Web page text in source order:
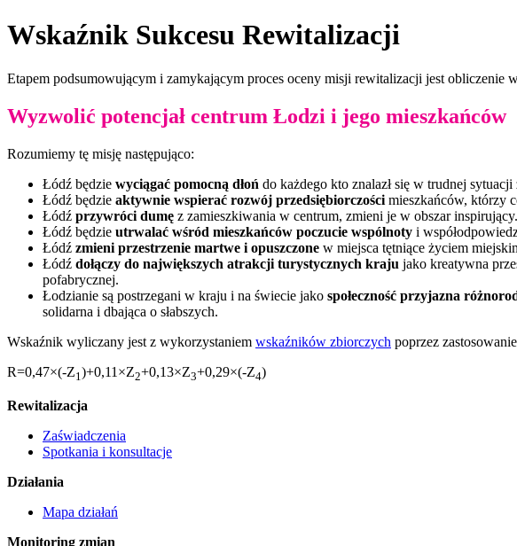
Wskaźnik Sukcesu Rewitalizacji
Etapem podsumowującym i zamykającym proces oceny misji rewitalizacji jest
Wyzwolić potencjał centrum Łodzi i jego mieszkańców
Rozumiemy tę misję następująco:
Łódź będzie wyciągać pomocną dłoń do każdego kto znalazł się w trudnej
Łódź będzie aktywnie wspierać rozwój przedsiębiorczości mieszkańców, którzy
Łódź przywróci dumę z zamieszkiwania w centrum, zmieni je w obszar inspirujący.
Łódź będzie utrwalać wśród mieszkańców poczucie wspólnoty i
Łódź zmieni przestrzenie martwe i opuszczone w miejsca tętniące życiem
Łódź dołączy do największych atrakcji turystycznych kraju jako kreatywna
pofabrycznej.
Łodzianie są postrzegani w kraju i na świecie jako społeczność przyjazna
solidarna i dbająca o słabszych.
Wskaźnik wyliczany jest z wykorzystaniem wskaźników zbiorczych poprzez
R=0,47×(-Z1 )+0,11×Z2+0,13×Z3+0,29×(-Z4)
Rewitalizacja
Zaświadczenia
Spotkania i konsultacje
Działania
Mapa działań
Monitoring zmian